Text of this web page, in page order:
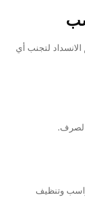
لتجنب أي
وتنظيف